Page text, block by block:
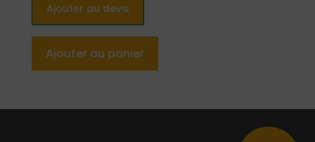
Ajouter au devis
Ajouter au panier